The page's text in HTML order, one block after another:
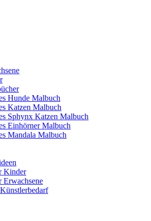
Hunde Malbuch
Katzen Malbuch
Sphynx Katzen Malbuch
Einhörner Malbuch
Mandala Malbuch
Kinder
Erwachsene